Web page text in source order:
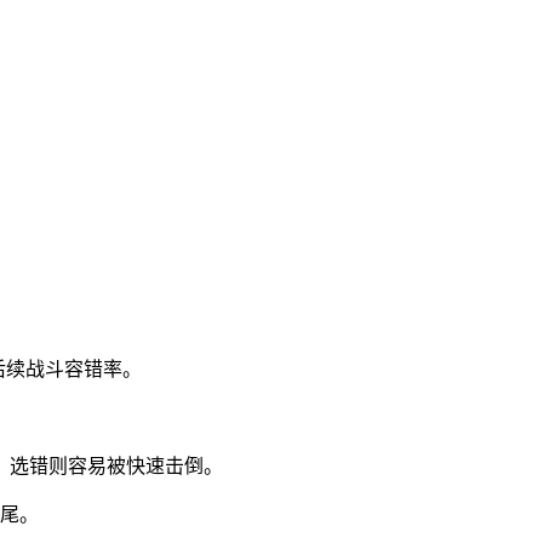
战斗容错率。
错则容易被快速击倒。
。